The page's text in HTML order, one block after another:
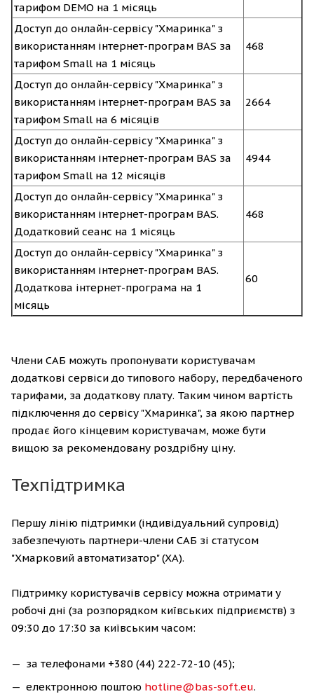
тарифом DEMO на 1 місяць
Доступ до онлайн-сервісу "Хмаринка" з
використанням інтернет-програм BAS за
тарифом Small на 1 місяць
468
Доступ до онлайн-сервісу "Хмаринка" з
використанням інтернет-програм BAS за
тарифом Small на 6 місяців
2664
Доступ до онлайн-сервісу "Хмаринка" з
використанням інтернет-програм BAS за
тарифом Small на 12 місяців
4944
Доступ до онлайн-сервісу "Хмаринка" з
використанням інтернет-програм BAS.
Додатковий сеанс на 1 місяць
468
Доступ до онлайн-сервісу "Хмаринка" з
використанням інтернет-програм BAS.
Додаткова інтернет-програма на 1
місяць
60
Члени САБ можуть пропонувати користувачам
додаткові сервіси до типового набору, передбаченого
тарифами, за додаткову плату. Таким чином вартість
підключення до сервісу "Хмаринка", за якою партнер
продає його кінцевим користувачам, може бути
вищою за рекомендовану роздрібну ціну.
Техпідтримка
Першу лінію підтримки (індивідуальний супровід)
забезпечують партнери-члени САБ зі статусом
"Хмарковий автоматизатор" (ХА).
Підтримку користувачів сервісу можна отримати у
робочі дні (за розпорядком київських підприємств) з
09:30 до 17:30 за київським часом:
за телефонами +380 (44) 222-72-10 (45);
електронною поштою hotline@bas-soft.eu.